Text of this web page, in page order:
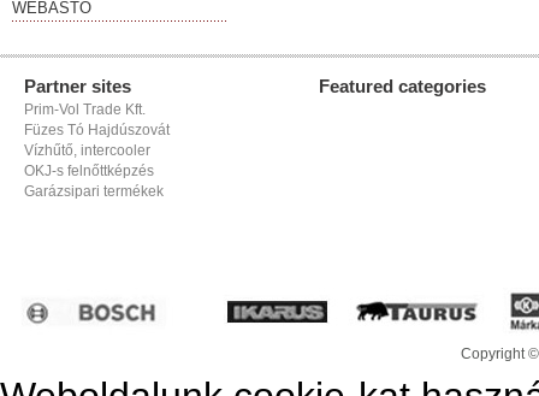
WEBASTO
Partner sites
Prim-Vol Trade Kft.
Füzes Tó Hajdúszovát
Vízhűtő, intercooler
OKJ-s felnőttképzés
Garázsipari termékek
Featured categories
Copyright